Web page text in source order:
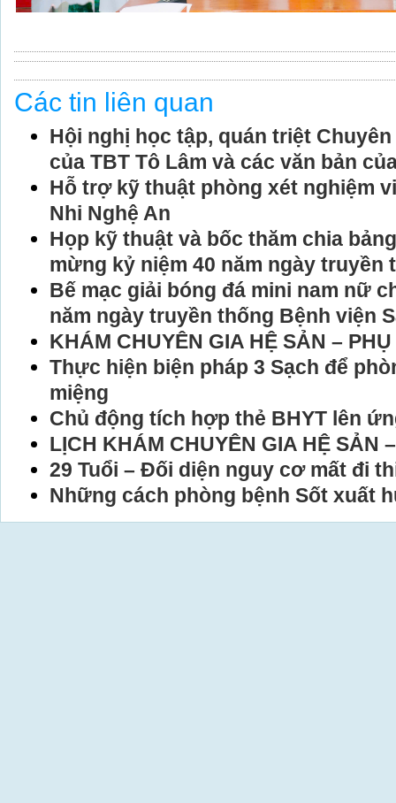
Các tin liên quan
Hội nghị học tập, quán triệt
của TBT Tô Lâm và các văn bản
Hỗ trợ kỹ thuật phòng xét nghiệm
Nhi Nghệ An
Họp kỹ thuật và bốc thăm chia
mừng kỷ niệm 40 năm ngày truyền
Bế mạc giải bóng đá mini nam nữ
năm ngày truyền thống Bệnh viện
KHÁM CHUYÊN GIA HỆ SẢN –
Thực hiện biện pháp 3 Sạch để
miệng
Chủ động tích hợp thẻ BHYT lên
LỊCH KHÁM CHUYÊN GIA HỆ SẢN
29 Tuổi – Đối diện nguy cơ mất đi
Những cách phòng bệnh Sốt xuất